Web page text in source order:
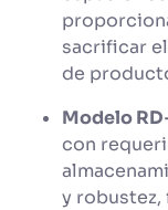
sacrificar
de
Modelo
con
y robustez,